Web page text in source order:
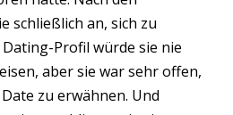
schließlich an, sich zu
Profil würde sie nie
aber sie war sehr offen,
zu erwähnen. Und